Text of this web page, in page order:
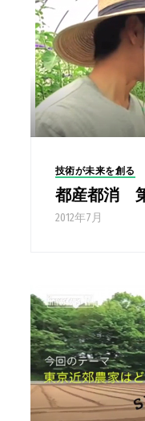
技術が未来を創る
都産都消
2012年7月